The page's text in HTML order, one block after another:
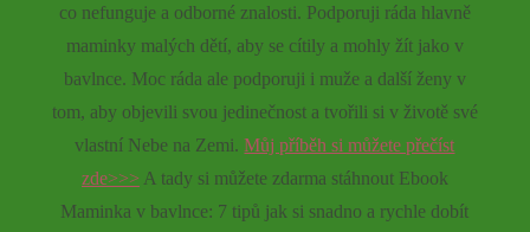
co nefunguje a odborné znalosti. Podporuji ráda hlavně
maminky malých dětí, aby se cítily a mohly žít jako v
bavlnce. Moc ráda ale podporuji i muže a další ženy v
tom, aby objevili svou jedinečnost a tvořili si v životě své
vlastní Nebe na Zemi.Můj příběh si můžete přečíst
zde>>> A tady si můžete zdarma stáhnout Ebook
Maminka v bavlnce: 7 tipů jak si snadno a rychle dobít